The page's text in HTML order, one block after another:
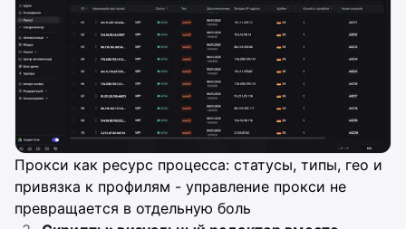
Прокси как ресурс процесса: статусы, типы, гео и
привязка к профилям - управление прокси не
превращается в отдельную боль